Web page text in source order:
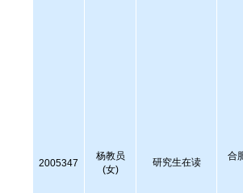
2005347
杨教员
(女)
研究生在读
合